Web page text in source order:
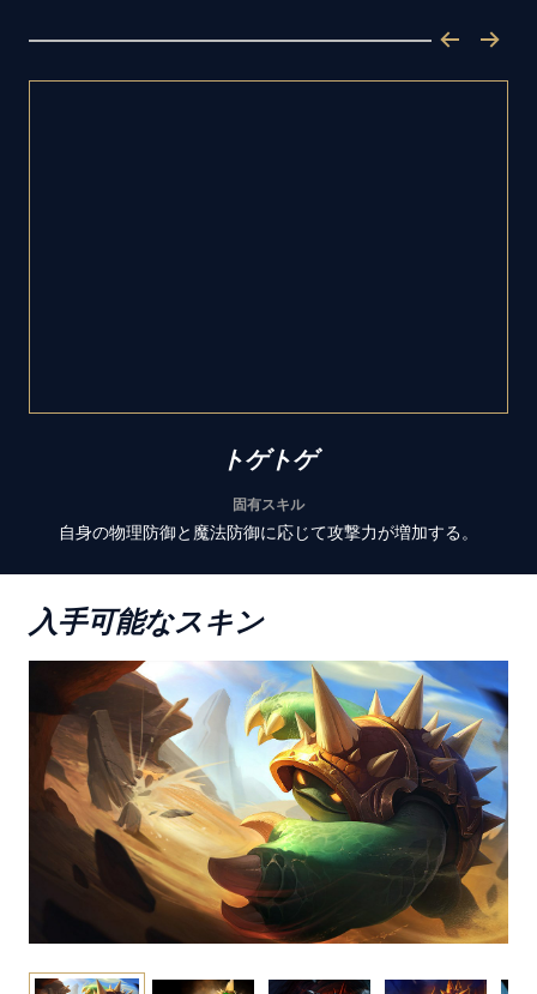
トゲトゲ
固有スキル
自身の物理防御と魔法防御に応じて攻撃力が増加する。
入手可能なスキン